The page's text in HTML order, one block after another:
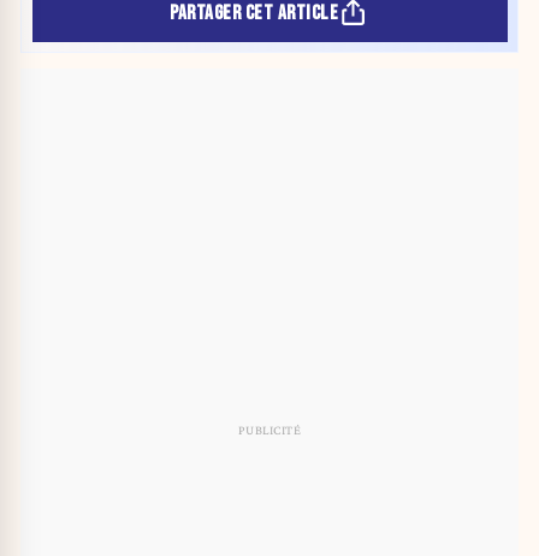
PARTAGER CET ARTICLE